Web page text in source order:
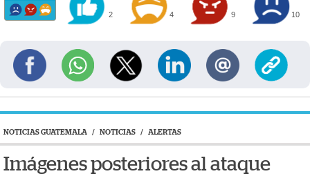
2 4 9 10
NOTICIAS GUATEMALA / NOTICIAS / ALERTAS
Imágenes posteriores al ataque